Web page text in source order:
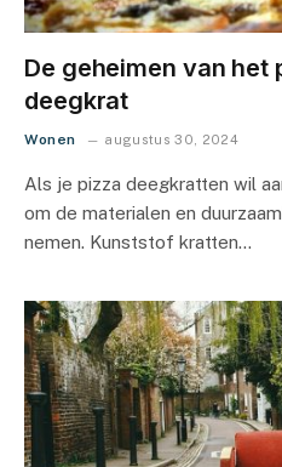
De geheimen van het
deegkrat
Wonen augustus 30, 2024
Als je pizza deegkratten wil
om de materialen en
nemen. Kunststof kratten…